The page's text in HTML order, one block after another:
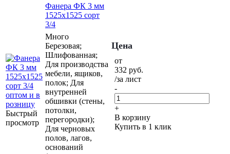
Быстрый
просмотр
Фанера ФК 3 мм
1525х1525 сорт
3/4
Много
Березовая;
Шлифованная;
Для производства
мебели, ящиков,
полок; Для
внутренней
обшивки (стены,
потолки,
перегородки);
Для черновых
полов, лагов,
оснований
Цена
от
332 руб.
/за лист
-
+
В корзину
Купить в 1 клик